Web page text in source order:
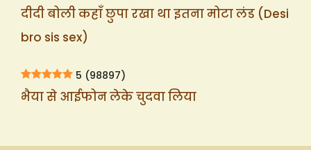
दीदी बोली कहाँ छुपा रखा था इतना मोटा लंड (Desi
bro sis sex)
5 (98897)
भैया से आईफोन लेके चुदवा लिया